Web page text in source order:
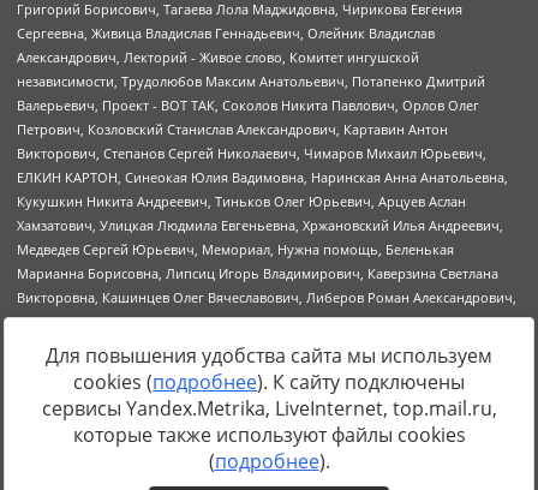
https://minjust.gov.ru/uploaded/files/reestr-
inostrannyih-agentov-22-03-2024.pdfданные на22.03.2024
Для повышения удобства сайта мы используем
cookies (подробнее). К сайту подключены
сервисы Yandex.Metrika, LiveInternet, top.mail.ru,
которые также используют файлы cookies
(подробнее).